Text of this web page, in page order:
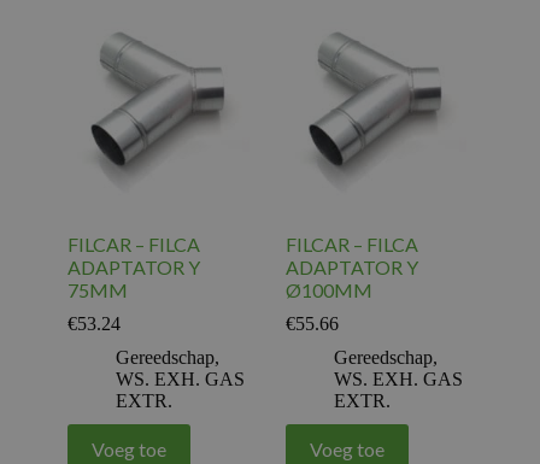
FILCAR – FILCA
ADAPTATOR Y
75MM
€53.24
Gereedschap,
WS. EXH. GAS
EXTR.
Voeg toe
FILCAR – FILCA
ADAPTATOR Y
Ø100MM
€55.66
Gereedschap,
WS. EXH. GAS
EXTR.
Voeg toe